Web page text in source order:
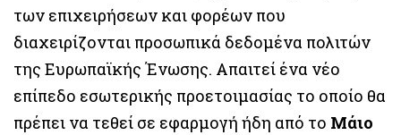
των επιχειρήσεων και φορέων που
διαχειρίζονται προσωπικά δεδομένα πολιτών
της Ευρωπαϊκής Ένωσης. Απαιτεί ένα νέο
επίπεδο εσωτερικής προετοιμασίας το οποίο θα
πρέπει να τεθεί σε εφαρμογή ήδη από το Μάιο